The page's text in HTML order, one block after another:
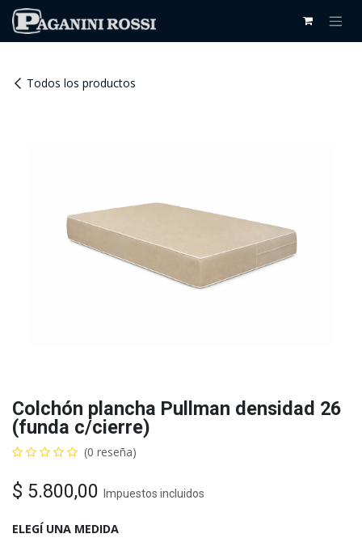
Todos los productos
Colchón plancha Pullman densidad 26
(funda c/cierre)
(0 reseña)
$ 5.800,00 Impuestos incluidos
ELEGÍ UNA MEDIDA